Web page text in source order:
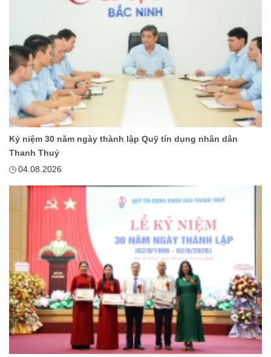
Kỷ niệm 30 năm ngày thành lập Quỹ tín dụng nhân dân
Thanh Thuỷ
04.08.2026